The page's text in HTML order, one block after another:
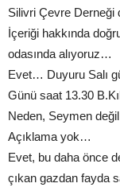
Silivri Çevre Derneği
İçeriği hakkında
odasında alıyoruz…
Evet… Duyuru Salı
Günü saat 13.30
Neden, Seymen değil
Açıklama yok…
Evet, bu daha önce
çıkan gazdan fayda